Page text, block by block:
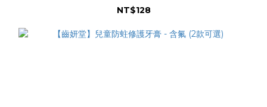
NT$128